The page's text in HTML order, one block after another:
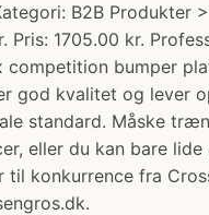
B2B Produkter
Pris: 1705.00 kr.
competition bumper
god kvalitet og lever
standard. Måske
eller du kan bare
konkurrence fra